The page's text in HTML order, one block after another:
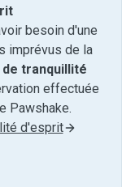
besoin d'une
imprévus de la
tranquillité
effectuée
Pawshake.
d'esprit